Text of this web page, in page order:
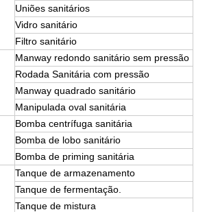
Uniões sanitários
Vidro sanitário
Filtro sanitário
Manway redondo sanitário sem pressão
Rodada Sanitária com pressão
Manway quadrado sanitário
Manipulada oval sanitária
Bomba centrífuga sanitária
Bomba de lobo sanitário
Bomba de priming sanitária
Tanque de armazenamento
Tanque de fermentação.
Tanque de mistura